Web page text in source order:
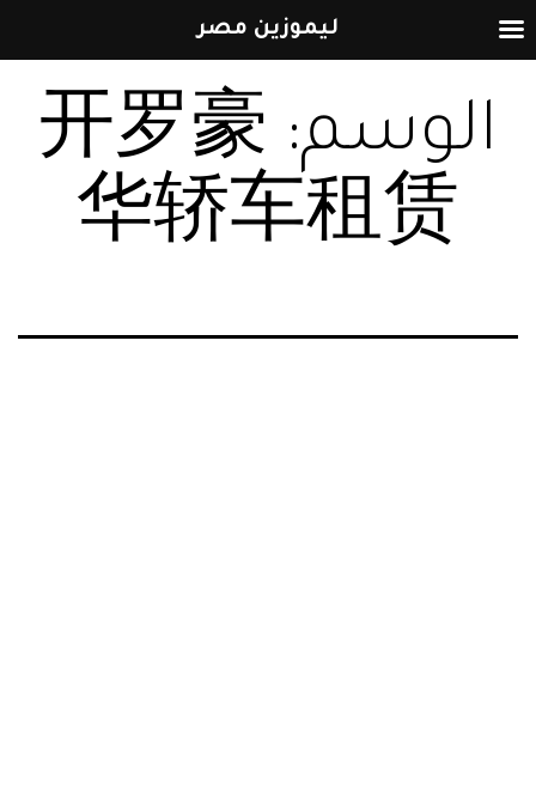
التخطي
إلى
المحتوى
الوسم: 开罗豪
华轿车租赁
ليموزين مصر